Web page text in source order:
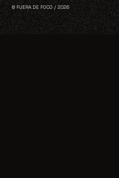
© FUERA DE FOCO / 2026